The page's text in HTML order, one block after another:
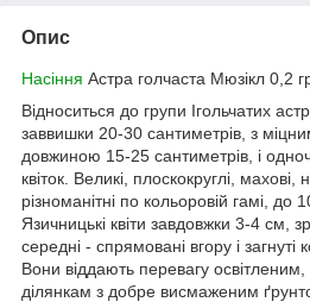
Опис
Насіння Астра голчаста Мюзікл 0,2
Відноситься до групи Ігольчатих
заввишки 20-30 сантиметрів, з
довжиною 15-25 сантиметрів, і
квіток. Великі, плоскокруглі, махові,
різноманітні по кольоровій гамі, до
Язичницькі квіти завдовжки 3-4 см,
середні - спрямовані вгору і загнуті
Вони віддають перевагу
ділянкам з добре висмаженим